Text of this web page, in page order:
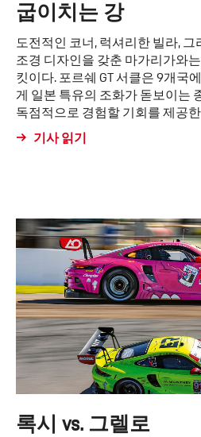
굽이치는 강
도전적인 코너, 럭셔리한 빌라,
조경 디자인을 갖춘 마가리가와
킷이다. 포르쉐 GT 서클은 9개국
게 일본 특유의 조화가 돋보이는
독점적으로 경험할 기회를 제공
기사 읽기
록시 vs. 그렐로